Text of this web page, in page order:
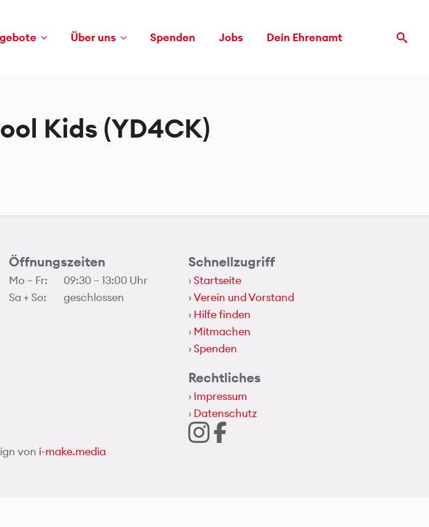
Über uns Spenden Jobs
Dein Ehrenamt
Kids (YD4CK)
Öffnungszeiten
Mo – Fr:
Sa + So:
09:30 – 13:00 Uhr
geschlossen
Schnellzugriff
Startseite
Verein und Vorstand
Hilfe finden
Mitmachen
Spenden
Rechtliches
Impressum
Datenschutz
von i-make.media